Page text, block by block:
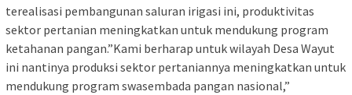
terealisasi pembangunan saluran irigasi ini, produktivitas
sektor pertanian meningkatkan untuk mendukung program
ketahanan pangan.”Kami berharap untuk wilayah Desa Wayut
ini nantinya produksi sektor pertaniannya meningkatkan untuk
mendukung program swasembada pangan nasional,”